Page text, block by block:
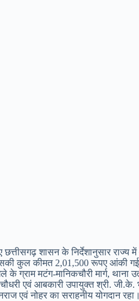
शासन के निर्देशानुसार राज्य में
कुल कीमत 2,01,500 रूपए आंकी गई
ग्राम मटंग-मानिकचौरी मार्ग, थाना
एवं आबकारी उपायुक्त श्री.
एवं नोहर का सराहनीय योगदान रहा।